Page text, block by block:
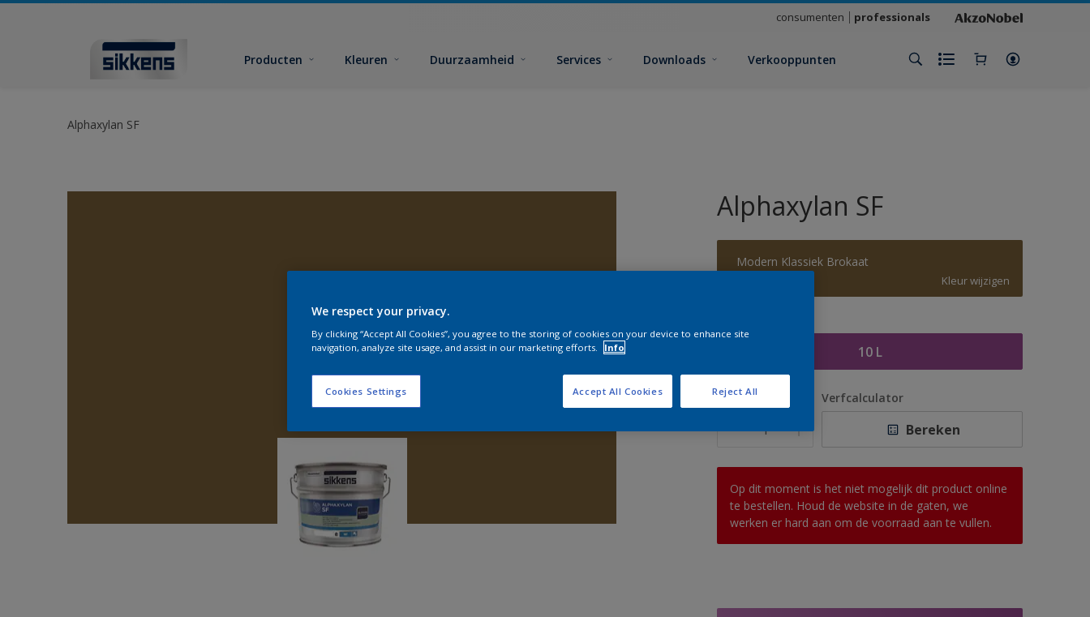
consumenten professionals
Producten Kleuren Duurzaamheid Services Downloads Verkooppunten
Alphaxylan SF
Alphaxylan SF
Modern Klassiek Brokaat
Kleur wijzigen
10 L
Aantal Verfcalculator
Bereken
Op dit moment is het niet mogelijk dit product online
te bestellen. Houd de website in de gaten, we
werken er hard aan om de voorraad aan te vullen.
We respect your privacy.
By clicking “Accept All Cookies”, you agree to the storing of cookies on your device to enhance site
navigation, analyze site usage, and assist in our marketing efforts.
Info
Cookies Settings Reject All
Accept All Cookies